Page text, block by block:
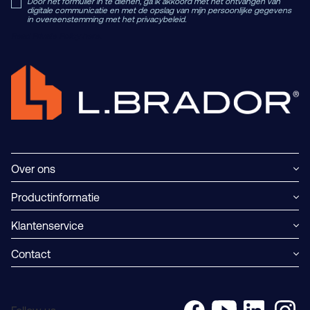
digitale communicatie en met de opslag van mijn persoonlijke gegevens
in overeenstemming met het privacybeleid.
Over ons
Productinformatie
Klantenservice
Contact